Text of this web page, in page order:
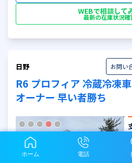
WEBで相談して
最新の在庫状況確
日野 お問い
R6 プロフィア 冷蔵冷凍
オーナー 早い者勝ち
ホーム 電話